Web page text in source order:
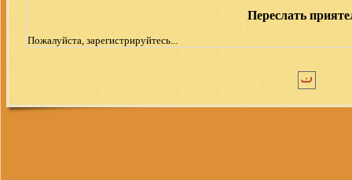
Переслать
Пожалуйста, зарегистрируйтесь...